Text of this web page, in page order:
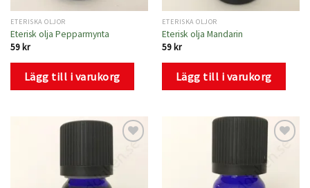
ETERISKA OLJOR
Eterisk olja Pepparmynta
59 kr
Lägg till i varukorg
ETERISKA OLJOR
Eterisk olja Mandarin
59 kr
Lägg till i varukorg
önskelistan
till i
önskelistan